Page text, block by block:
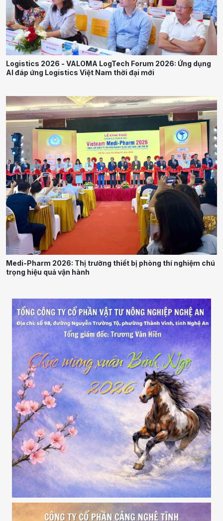
Logistics 2026 - VALOMA LogTech Forum 2026: Ứng dụng
AI đáp ứng Logistics Việt Nam thời đại mới
Medi-Pharm 2026: Thị trường thiết bị phòng thí nghiệm chú
trọng hiệu quả vận hành